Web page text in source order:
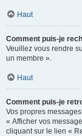
Haut
Comment puis-je
Veuillez vous rendre
un membre ».
Haut
Comment puis-je
Vos propres
« Afficher vos
cliquant sur le lien «